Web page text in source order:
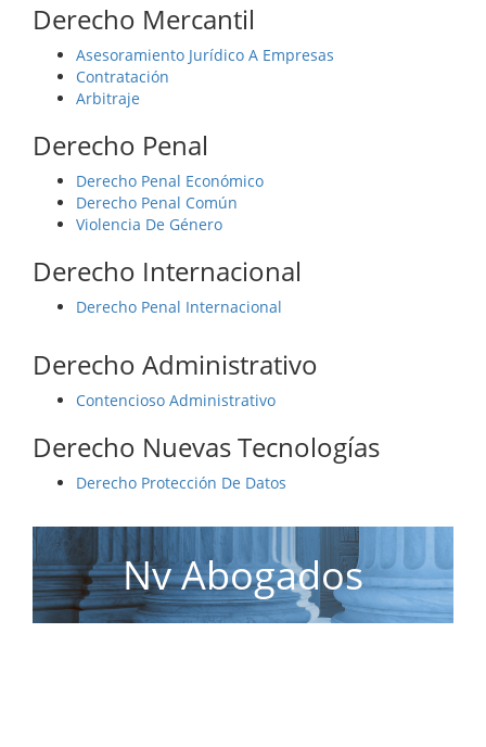
Derecho Mercantil
Asesoramiento Jurídico A Empresas
Contratación
Arbitraje
Derecho Penal
Derecho Penal Económico
Derecho Penal Común
Violencia De Género
Derecho Internacional
Derecho Penal Internacional
Derecho Administrativo
Contencioso Administrativo
Derecho Nuevas Tecnologías
Derecho Protección De Datos
Nv Abogados